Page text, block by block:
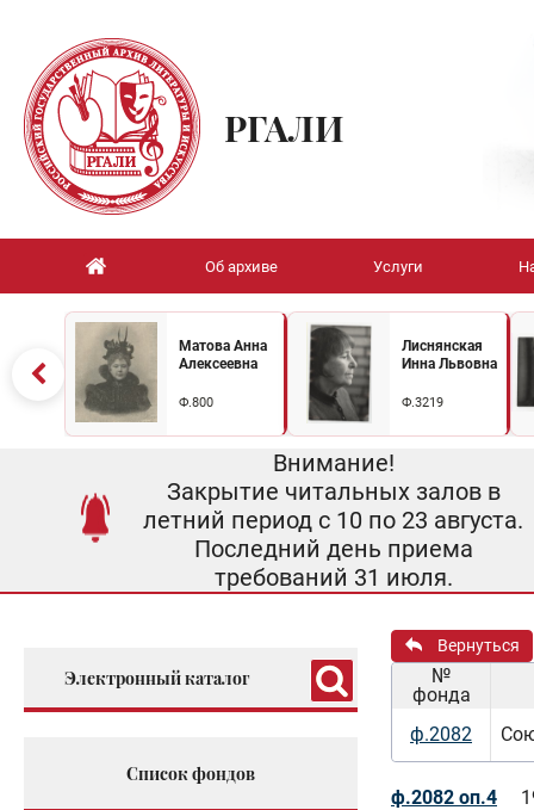
РГАЛИ
Об архиве Услуги
Матова Анна
Алексеевна
Ф.800
Лиснянская
Инна Львовна
Ф.3219
Внимание!
Закрытие читальных залов в
летний период с 10 по 23 августа.
Последний день приема
требований 31 июля.
Электронный каталог
Список фондов
Вернуться
№
фонда
ф.2082
ф.2082 оп.4